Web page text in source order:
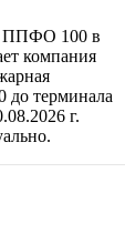
ППФО 100 в
компания
до терминала
г.